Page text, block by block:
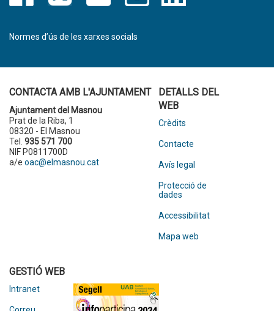
Normes d’ús de les xarxes socials
CONTACTA AMB L'AJUNTAMENT
Ajuntament del Masnou
Prat de la Riba, 1
08320 - El Masnou
Tel. 935 571 700
NIF P0811700D
a/e oac@elmasnou.cat
DETALLS DEL
WEB
Crèdits
Contacte
Avís legal
Protecció de
dades
Accessibilitat
Mapa web
GESTIÓ WEB
Intranet